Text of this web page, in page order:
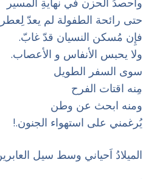
‏حتى رائحة الطفولة لم يعدّ
‏فإِن مُسكن النسيان قدّ غابّ.
‏ولا يحبس الأنفاس و الأعصاب.
‏سوى السفر الطويل
‏مِنه اقتات الفرح
‏ومنه ابحث عن وطن
‏يُرغمني على استهواء الجنون.!
‏الميلادُ اَحياني وسط سيل